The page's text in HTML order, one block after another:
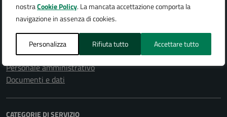
nostraCookie Policy. La mancata accettazione comporta la
navigazione in assenza di cookies.
Personalizza Rifiuta tutto Accettare tutto
Organi di governo
Aree amministrative
Uffici
Enti e fondazioni
Politici
Personale amministrativo
Documenti e dati
CATEGORIE DI SERVIZIO